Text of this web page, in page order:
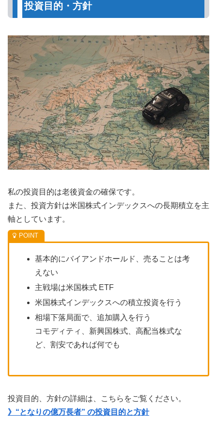
投資目的・方針
私の投資目的は老後資金の確保です。
また、投資方針は米国株式インデックスへの長期積立を主
軸としています。
基本的にバイアンドホールド、売ることは考
えない
主戦場は米国株式 ETF
米国株式インデックスへの積立投資を行う
相場下落局面で、追加購入を行う
コモディティ、新興国株式、高配当株式な
ど、割安であれば何でも
投資目的、方針の詳細は、こちらをご覧ください。
》“となりの億万長者” の投資目的と方針